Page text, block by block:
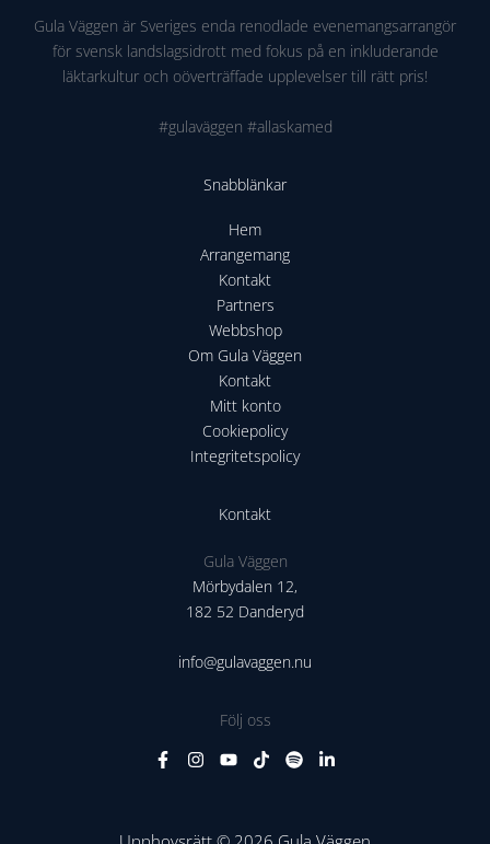
Gula Väggen är Sveriges enda renodlade evenemangsarrangör
för svensk landslagsidrott med fokus på en inkluderande
läktarkultur och oöverträffade upplevelser till rätt pris!
#gulaväggen #allaskamed
Snabblänkar
Hem
Arrangemang
Kontakt
Partners
Webbshop
Om Gula Väggen
Kontakt
Mitt konto
Cookiepolicy
Integritetspolicy
Kontakt
Gula Väggen
Mörbydalen 12,
182 52 Danderyd
info@gulavaggen.nu
Följ oss